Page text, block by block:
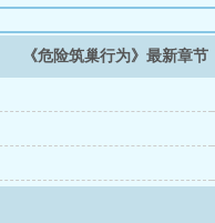
《危险筑巢行为》最新章节